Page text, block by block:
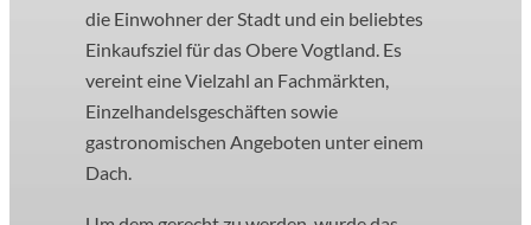
die Einwohner der Stadt und ein beliebtes
Einkaufsziel für das Obere Vogtland. Es
vereint eine Vielzahl an Fachmärkten,
Einzelhandelsgeschäften sowie
gastronomischen Angeboten unter einem
Dach.